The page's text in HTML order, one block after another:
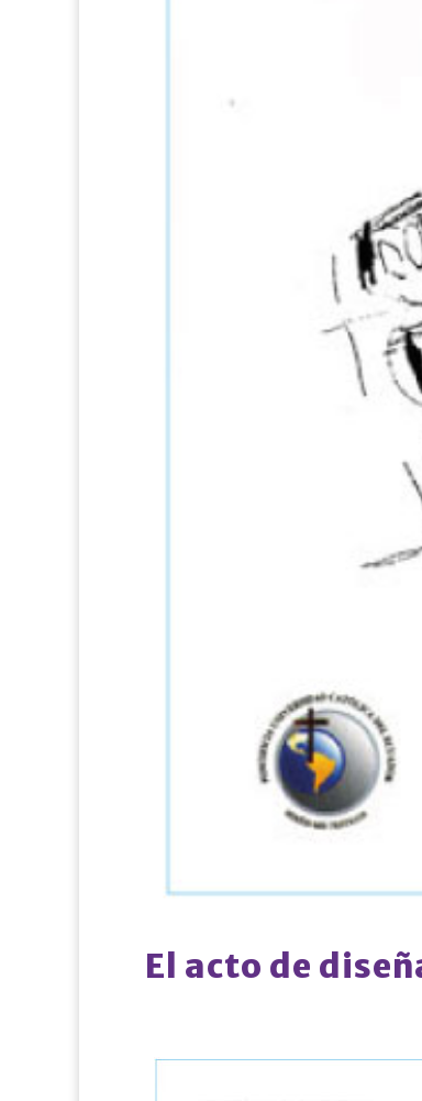
El acto de